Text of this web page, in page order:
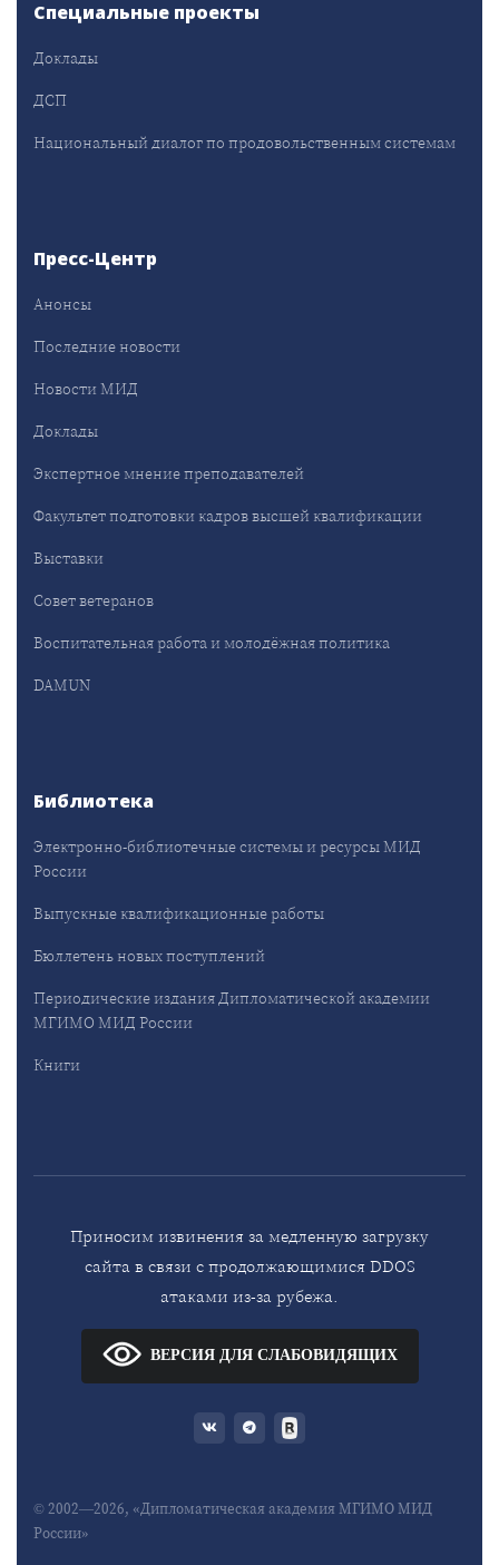
Специальные проекты
Доклады
ДСП
Национальный диалог по продовольственным системам
Пресс-Центр
Анонсы
Последние новости
Новости МИД
Доклады
Экспертное мнение преподавателей
Факультет подготовки кадров высшей квалификации
Выставки
Совет ветеранов
Воспитательная работа и молодёжная политика
DAMUN
Библиотека
Электронно-библиотечные системы и ресурсы МИД
России
Выпускные квалификационные работы
Бюллетень новых поступлений
Периодические издания Дипломатической академии
МГИМО МИД России
Книги
Приносим извинения за медленную загрузку
сайта в связи с продолжающимися DDOS
атаками из-за рубежа.
ВЕРСИЯ ДЛЯ СЛАБОВИДЯЩИХ
© 2002—2026, «Дипломатическая академия МГИМО МИД
России»